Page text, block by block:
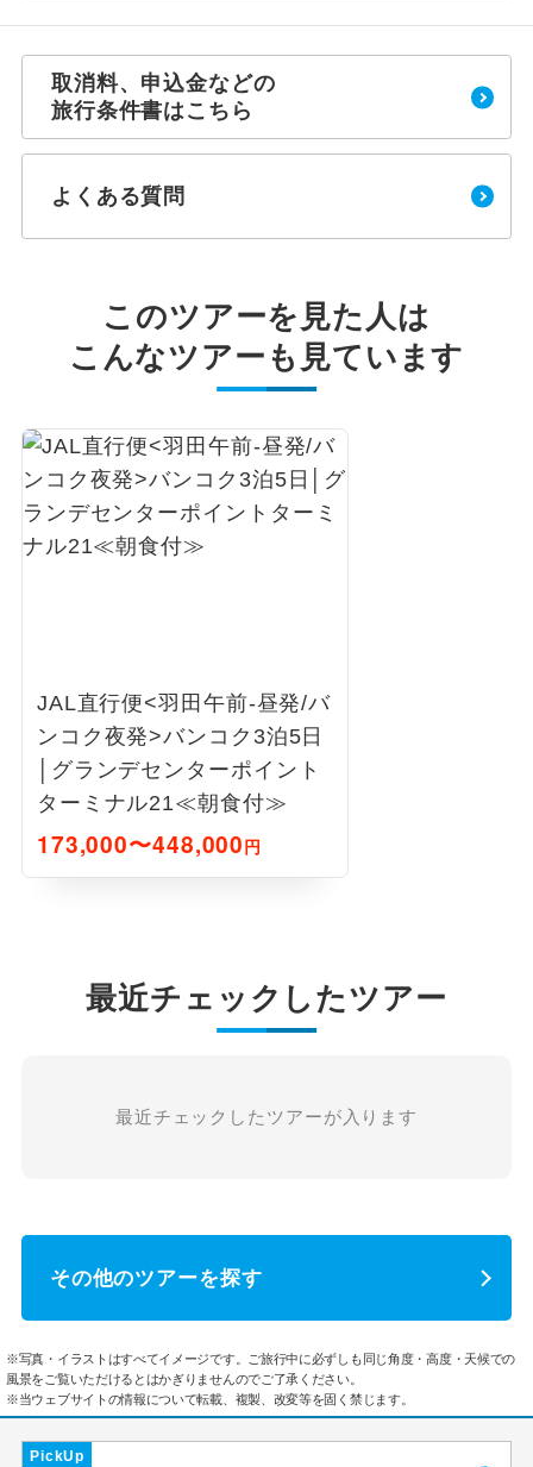
取消料、申込金などの
旅行条件書はこちら
よくある質問
このツアーを見た人は
こんなツアーも見ています
JAL直行便<羽田午前-昼発/バ
ンコク夜発>バンコク3泊5日
│グランデセンターポイント
ターミナル21≪朝食付≫
173,000〜448,000円
最近チェックしたツアー
最近チェックしたツアーが入ります
その他のツアーを探す
※写真・イラストはすべてイメージです。ご旅行中に必ずしも同じ角度・高度・天候での
風景をご覧いただけるとはかぎりませんのでご了承ください。
※当ウェブサイトの情報について転載、複製、改変等を固く禁じます。
PickUp